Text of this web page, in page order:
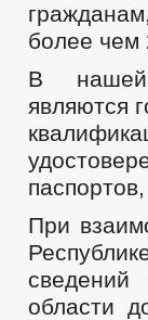
более чем
В нашей
являются
При
области